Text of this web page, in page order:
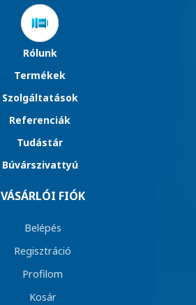
Rólunk
Termékek
Szolgáltatások
Referenciák
Tudástár
Búvárszivattyú
VÁSÁRLÓI FIÓK
Belépés
Regisztráció
Profilom
Kosár